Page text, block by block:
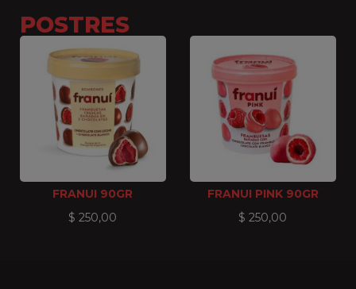
POSTRES
FRANUI 90GR
$ 250,00
FRANUI PINK 90GR
$ 250,00